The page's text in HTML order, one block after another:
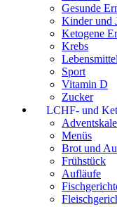
Gesunde
Kinder und
Ketogene
Krebs
Sport
Vitamin D
Zucker
LCHF- und
Menüs
Brot und
Frühstück
Aufläufe